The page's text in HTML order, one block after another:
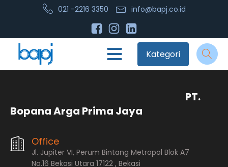
021 -2216 3350 info@bapj.co.id
Kategori
PT.
Bopana Arga Prima Jaya
Office
Jl. Jupiter VI, Perum Bintang Metropol Blok A7
No.16 Bekasi Utara 17122 , Bekasi